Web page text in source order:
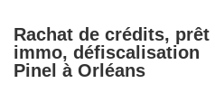
passer
au
Rachat de crédits, prêt
immo, défiscalisation
Pinel à Orléans